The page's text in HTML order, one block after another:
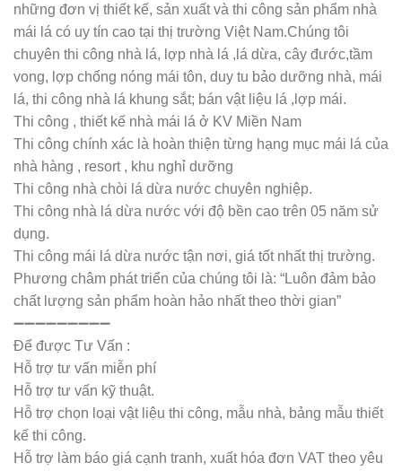
những đơn vị thiết kế, sản xuất và thi công sản phẩm nhà
mái lá có uy tín cao tại thị trường Việt Nam.Chúng tôi
chuyên thi công nhà lá, lợp nhà lá ,lá dừa, cây đước,tầm
vong, lợp chống nóng mái tôn, duy tu bảo dưỡng nhà, mái
lá, thi công nhà lá khung sắt; bán vật liệu lá ,lợp mái.
Thi công , thiết kế nhà mái lá ở KV Miền Nam
Thi công chính xác là hoàn thiện từng hạng mục mái lá của
nhà hàng , resort , khu nghỉ dưỡng
Thi công nhà chòi lá dừa nước chuyên nghiệp.
Thi công nhà lá dừa nước với độ bền cao trên 05 năm sử
dụng.
Thi công mái lá dừa nước tận nơi, giá tốt nhất thị trường.
Phương châm phát triển của chúng tôi là: “Luôn đảm bảo
chất lượng sản phẩm hoàn hảo nhất theo thời gian”
➖➖➖➖➖➖➖➖➖
Để được Tư Vấn :
Hỗ trợ tư vấn miễn phí
Hỗ trợ tư vấn kỹ thuật.
Hỗ trợ chọn loại vật liệu thi công, mẫu nhà, bảng mẫu thiết
kế thi công.
Hỗ trợ làm báo giá cạnh tranh, xuất hóa đơn VAT theo yêu